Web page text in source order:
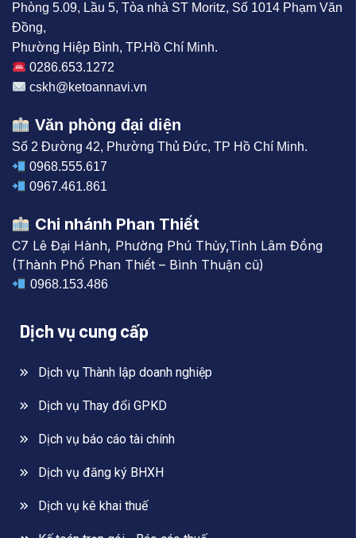
Phòng 5.09, Lầu 5, Tòa nhà ST Moritz, Số 1014 Phạm Văn
Đồng,
Phường Hiệp Bình, TP.Hồ Chí Minh.
0286.653.1272
cskh@ketoannavi.vn
Văn phòng đại diện
Số 2 Đường 42, Phường Thủ Đức, TP Hồ Chí Minh.
0968.555.617
0967.461.861
Chi nhánh Phan Thiết
C7 Lê Đại Hành, Phường Phú Thủy,Tỉnh Lâm Đồng
(Thành Phố Phan Thiết – Bình Thuận cũ)
0968.153.486
Dịch vụ cung cấp
Dịch vụ Thành lập doanh nghiệp
Dịch vụ Thay đổi GPKD
Dịch vụ báo cáo tài chính
Dịch vụ đăng ký BHXH
Dịch vụ kê khai thuế